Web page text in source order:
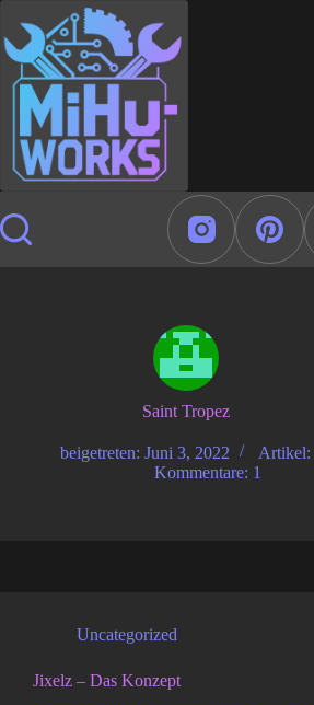
Inhalt
springen
Saint Tropez
beigetreten: Juni 3, 2022
Artikel:
Kommentare: 1
Uncategorized
Jixelz – Das Konzept